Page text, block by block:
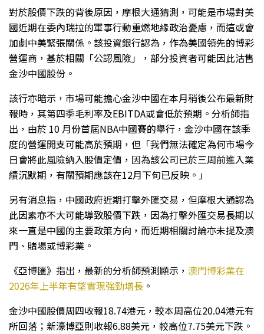
對於股價下跌的背後原因，摩根大通猜測，可能是市場對美
國近期在委內瑞拉的軍事行動重燃地緣政治憂慮，而這或會
加劇中美緊張關係。該投資銀行認為，作為美國領先的博彩
營運商，基於相關「公認風險」，部分投資者可能因此沽售
金沙中國股份。
該行亦暗示，市場可能擔心金沙中國在本月稍後公布最新財
報時，其第四季毛利率及EBITDA或會低於預期。分析師指
出，由於 10 月份首屆NBA中國賽的舉行，金沙中國在該季
度的營運開支可能高於預期，但「我們無法確定為何市場今
日會將此風險納入股價定價，因為該公司已於三周前進入業
績沉默期，有關預期應該在12月下旬已反映。」
另有消息指，中國政府近期打擊外匯交易，但摩根大通認為
此因素亦不大可能導致股價下跌，因為打擊外匯交易長期以
來一直是中國的主要政策方向，而近期相關討論亦未提及澳
門、賭場或博彩業。
《亞博匯》指出，最新的分析師預測顯示， 澳門博彩業在
2026年上半年有望實現強勁增長 。
金沙中國股價周四收報18.74港元，較本周高位20.04港元有
所回落；新濠博亞則收報6.88美元，較高位7.75美元下跌。